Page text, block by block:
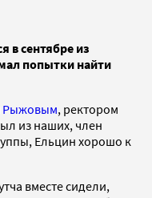
в сентябре из
попытки найти
Рыжовым, ректором
из наших, член
Ельцин хорошо к
вместе сидели,